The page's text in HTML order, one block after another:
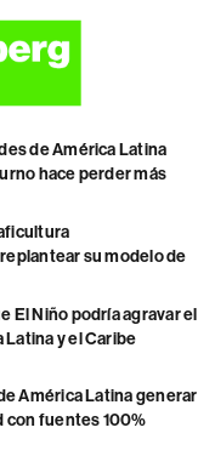
de América Latina
hace perder más
su modelo de
El Niño podría agravar el
y el Caribe
América Latina generar
con fuentes 100%